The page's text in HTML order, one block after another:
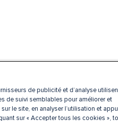
de publicité et d’analyse
de suivi semblables pour améliorer et
le site, en analyser l’utilisation et
sur « Accepter tous les cookies »,